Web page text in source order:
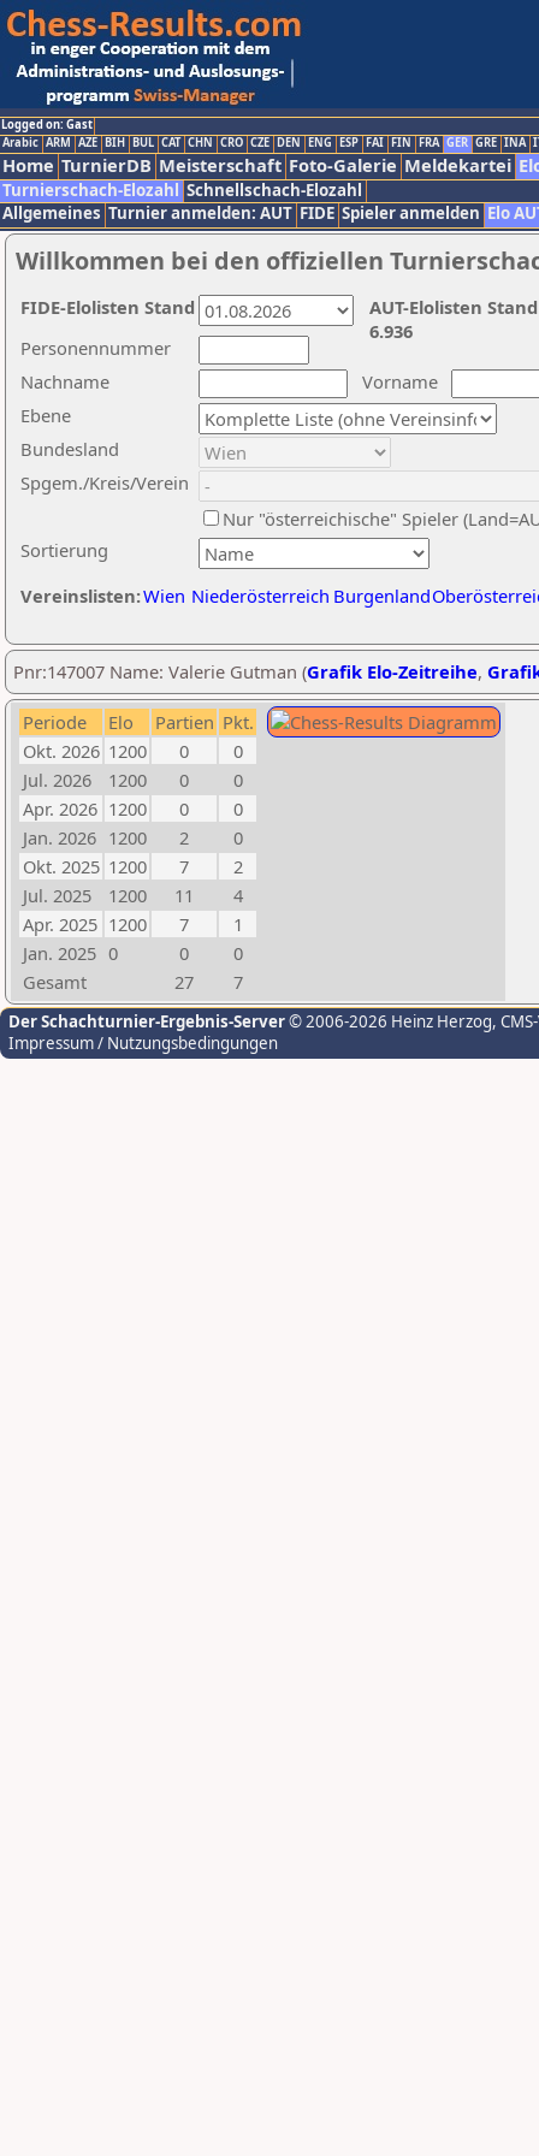
Logged on: Gast
Arabic ARM AZE BIH BUL CAT CHN CRO CZE DEN ENG ESP FAI FIN FRA GER GRE INA
Home TurnierDB Meisterschaft Foto-Galerie Meldekartei
Turnierschach-Elozahl Schnellschach-Elozahl
Allgemeines Turnier anmelden: AUT FIDE Spieler anmelden Elo
Willkommen bei den offiziellen
Nachname
Vorname
Ebene
Sortierung
Personennummer
Bundesland
Spgem./Kreis/Verein
Nur "österreichische" Spieler
Vereinslisten:Wien Niederösterreich Burgenland
AUT-Elolisten
6.936
FIDE-Elolisten Stand
Pnr:147007 Name: Valerie Gutman (Grafik Elo-Zeitreihe,
Periode Elo Partien Pkt.
Okt. 2026 1200 0
0
Jul. 2026
1200 0
0
Apr. 2026 1200 0
0
Jan. 2026 1200 2
0
Okt. 2025 1200 7
2
Jul. 2025
1200 11
4
Apr. 2025 1200 7
1
Jan. 2025 0 0
0
Gesamt
27 7
Der Schachturnier-Ergebnis-Server© 2006-2026 Heinz Herzog,
Impressum / Nutzungsbedingungen